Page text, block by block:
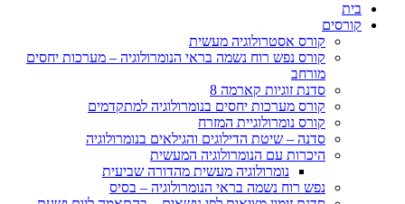
בית
קורסים
קורס אסטרולוגיה מעשית
קורס נפש רוח נשמה בראי הנומרולוגיה – מערכות יחסים
מורחב
סדנת זוגיות קארמה 8
קורס מערכות יחסים בנומרולוגיה למתקדמים
קורס נומרולוגיית המזרח
סדנה – שיטת הדילוגים והגילאים בנומרולוגיה
היכרות עם הנומרולוגיה המעשית
נומרולוגיה מעשית מהדורה שביעית
נפש רוח נשמה בראי הנומרולוגיה – בסיס